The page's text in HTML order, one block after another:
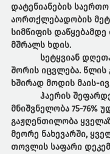
დატენიანების
აორთქლებადობის
სიმწიფის
მშრალს ხდის.
სეტყვიან
შორის იცვლება. წლის
ხშირად მოდის მაის-
ჰაერის
მნიშვნელობა 75-76%
გაჟღენთილობა
მეორე ნახევარში,
თოვლის საფარი